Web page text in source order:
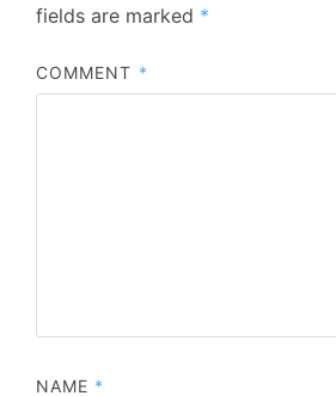
fields are marked *
COMMENT *
NAME *